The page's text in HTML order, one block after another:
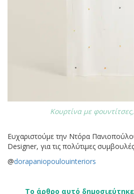
Κουρτίνα με
Ευχαριστούμε την Ντόρα
Designer, για τις πολύτιμες συμβουλές
@dorapaniopoulouinteriors
Το άρθρο αυτό